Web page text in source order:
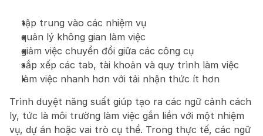
tập trung vào các nhiệm vụ
quản lý không gian làm việc
giảm việc chuyển đổi giữa các công cụ
sắp xếp các tab, tài khoản và quy trình làm việc
làm việc nhanh hơn với tải nhận thức ít hơn
Trình duyệt năng suất giúp tạo ra các ngữ cảnh cách
ly, tức là môi trường làm việc gắn liền với một nhiệm
vụ, dự án hoặc vai trò cụ thể. Trong thực tế, các ngữ